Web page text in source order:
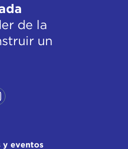
de la
un
y eventos